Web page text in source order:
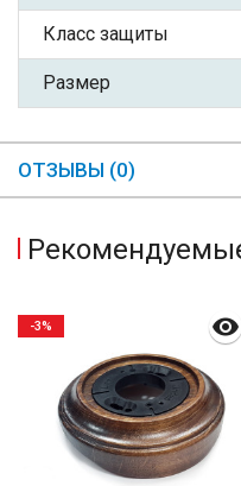
Класс защиты
Размер
ОТЗЫВЫ (0)
-3%